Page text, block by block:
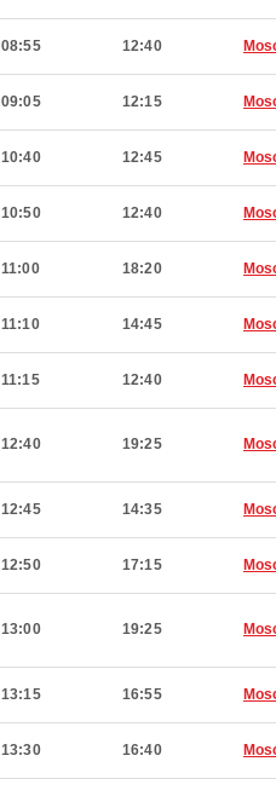
08:55 12:40
09:05 12:15
10:40 12:45
10:50 12:40
11:00 18:20
11:10 14:45
11:15 12:40
12:40 19:25
12:45 14:35
12:50 17:15
13:00 19:25
13:15 16:55
13:30 16:40